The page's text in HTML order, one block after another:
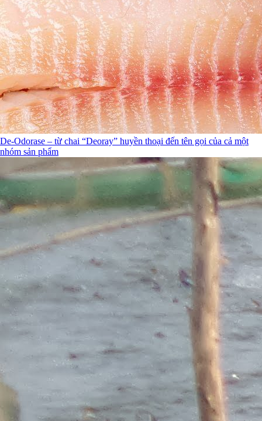
De-Odorase – từ chai “Deoray” huyền thoại đến tên gọi của cả một
nhóm sản phẩm